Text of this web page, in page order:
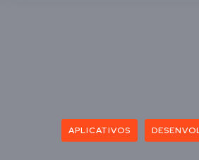
APLICATIVOS